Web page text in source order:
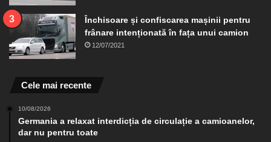
Închisoare și confiscarea mașinii pentru
frânare intenționată în fața unui camion
12/07/2021
Cele mai recente
10/08/2026
Germania a relaxat interdicția de circulație a camioanelor,
dar nu pentru toate